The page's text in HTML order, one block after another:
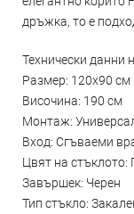
дръжка, то е
Технически данни
Размер: 120x90 см
Височина: 190 см
Монтаж:
Вход: Сгъваеми
Цвят на стъклото:
Завършек: Черен
Тип стъкло: